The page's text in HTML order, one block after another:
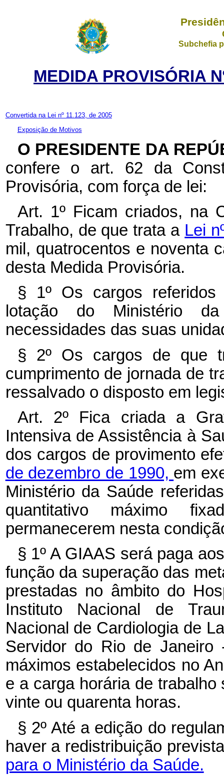
Subchefia
MEDIDA PROVISÓRIA
Convertida na Lei nº 11.123, de 2005
Exposição de Motivos
O PRESIDENTE DA
confere o art. 62 da
Provisória, com força de lei:
Art. 1º Ficam criados, na
Trabalho, de que trata a Lei
mil, quatrocentos e noventa
desta Medida Provisória.
§ 1º Os cargos
lotação do Ministério
necessidades das suas
§ 2º Os cargos de que
cumprimento de jornada de
ressalvado o disposto em
Art. 2º Fica criada a
Intensiva de Assistência à
dos cargos de provimento
de dezembro de 1990, em
Ministério da Saúde
quantitativo máximo
permanecerem nesta
§ 1º A GIAAS será paga
função da superação das
prestadas no âmbito do
Instituto Nacional de
Nacional de Cardiologia de
Servidor do Rio de
máximos estabelecidos no
e a carga horária de
vinte ou quarenta horas.
§ 2º Até a edição do
haver a redistribuição
para o Ministério da Saúde.